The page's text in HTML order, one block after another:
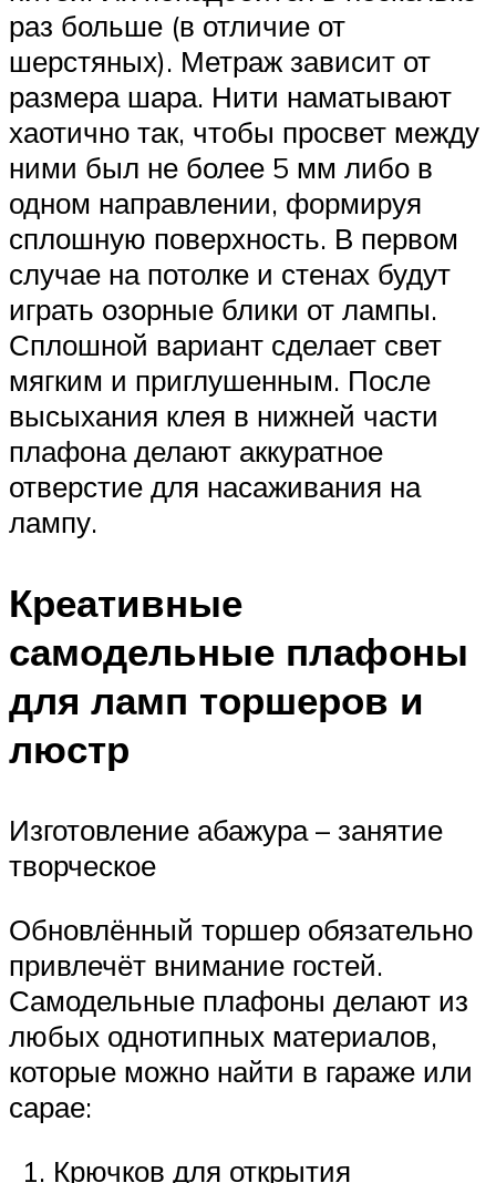
раз больше (в отличие от
шерстяных). Метраж зависит от
размера шара. Нити наматывают
хаотично так, чтобы просвет между
ними был не более 5 мм либо в
одном направлении, формируя
сплошную поверхность. В первом
случае на потолке и стенах будут
играть озорные блики от лампы.
Сплошной вариант сделает свет
мягким и приглушенным. После
высыхания клея в нижней части
плафона делают аккуратное
отверстие для насаживания на
лампу.
Креативные
самодельные плафоны
для ламп торшеров и
люстр
Изготовление абажура – занятие
творческое
Обновлённый торшер обязательно
привлечёт внимание гостей.
Самодельные плафоны делают из
любых однотипных материалов,
которые можно найти в гараже или
сарае:
Крючков для открытия